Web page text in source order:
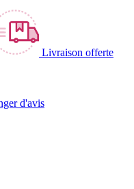
Livraison offerte
d'avis